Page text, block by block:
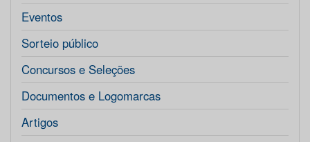
Eventos
Sorteio público
Concursos e Seleções
Documentos e Logomarcas
Artigos